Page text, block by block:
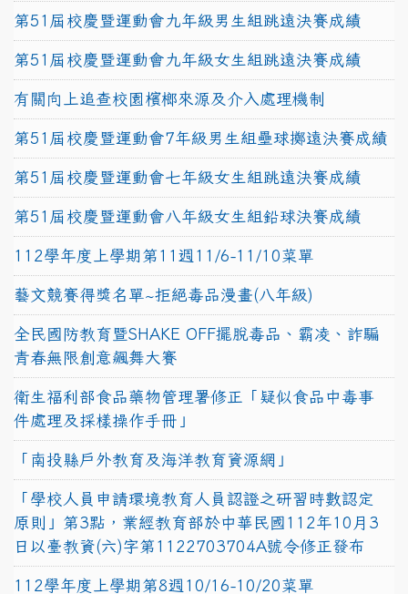
第51屆校慶暨運動會九年級男生組跳遠決賽成績
第51屆校慶暨運動會九年級女生組跳遠決賽成績
有關向上追查校園檳榔來源及介入處理機制
第51屆校慶暨運動會7年級男生組壘球擲遠決賽成績
第51屆校慶暨運動會七年級女生組跳遠決賽成績
第51屆校慶暨運動會八年級女生組鉛球決賽成績
112學年度上學期第11週11/6-11/10菜單
藝文競賽得獎名單~拒絕毒品漫畫(八年級)
全民國防教育暨SHAKE OFF擺脫毒品、霸凌、詐騙
青春無限創意飆舞大賽
衛生福利部食品藥物管理署修正「疑似食品中毒事
件處理及採樣操作手冊」
「南投縣戶外教育及海洋教育資源網」
「學校人員申請環境教育人員認證之研習時數認定
原則」第3點，業經教育部於中華民國112年10月3
日以臺教資(六)字第1122703704A號令修正發布
112學年度上學期第8週10/16-10/20菜單